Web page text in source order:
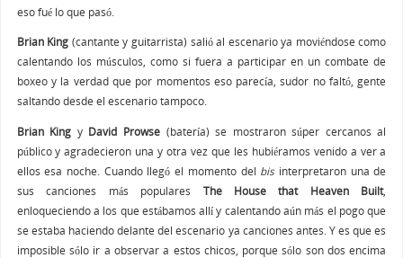
eso fué lo que pasó.
Brian King (cantante y guitarrista) salió al escenario ya moviéndose como
calentando los músculos, como si fuera a participar en un combate de
boxeo y la verdad que por momentos eso parecía, sudor no faltó, gente
saltando desde el escenario tampoco.
Brian King y David Prowse(batería) se mostraron súper cercanos al
público y agradecieron una y otra vez que les hubiéramos venido a ver a
ellos esa noche. Cuando llegó el momento del bis interpretaron una de
sus canciones más populares The House that Heaven Built,
enloqueciendo a los que estábamos allí y calentando aún más el pogo que
se estaba haciendo delante del escenario ya canciones antes. Y es que es
imposible sólo ir a observar a estos chicos, porque sólo son dos encima